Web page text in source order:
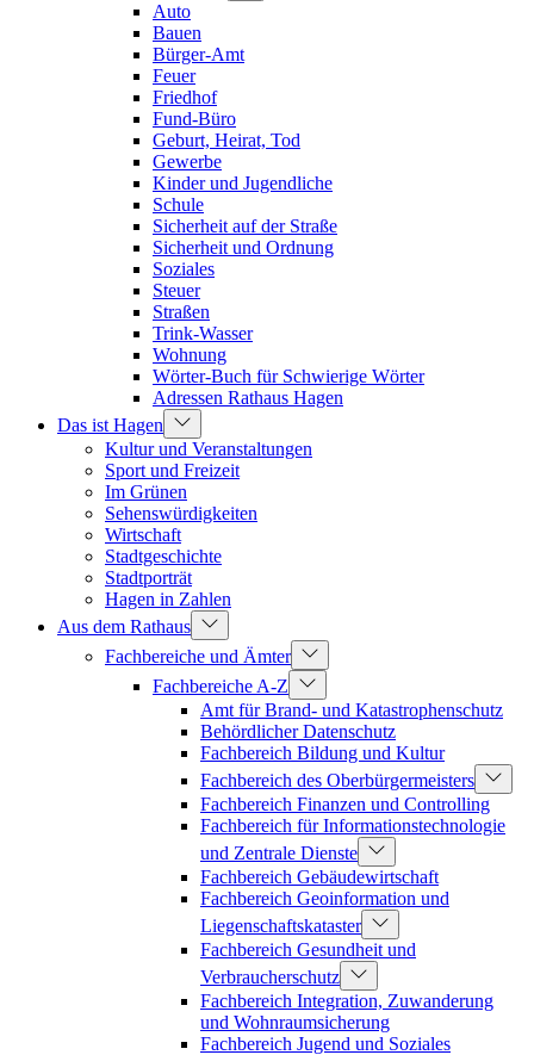
Auto
Bauen
Bürger-Amt
Feuer
Friedhof
Fund-Büro
Geburt, Heirat, Tod
Gewerbe
Kinder und Jugendliche
Schule
Sicherheit auf der Straße
Sicherheit und Ordnung
Soziales
Steuer
Straßen
Trink-Wasser
Wohnung
Wörter-Buch für Schwierige Wörter
Adressen Rathaus Hagen
Das ist Hagen
Kultur und Veranstaltungen
Sport und Freizeit
Im Grünen
Sehenswürdigkeiten
Wirtschaft
Stadtgeschichte
Stadtporträt
Hagen in Zahlen
Aus dem Rathaus
Fachbereiche und Ämter
Fachbereiche A-Z
Amt für Brand- und Katastrophenschutz
Behördlicher Datenschutz
Fachbereich Bildung und Kultur
Fachbereich des Oberbürgermeisters
Fachbereich Finanzen und Controlling
Fachbereich für Informationstechnologie
und Zentrale Dienste
Fachbereich Gebäudewirtschaft
Fachbereich Geoinformation und
Liegenschaftskataster
Fachbereich Gesundheit und
Verbraucherschutz
Fachbereich Integration, Zuwanderung
und Wohnraumsicherung
Fachbereich Jugend und Soziales